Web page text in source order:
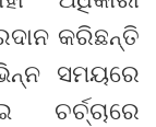
କରିଛନ୍ତି
ସମୟରେ
ଚର୍ଚ୍ଚାରେ